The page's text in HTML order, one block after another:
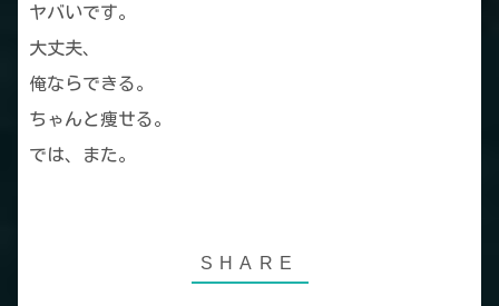
ヤバいです。
大丈夫、
俺ならできる。
ちゃんと痩せる。
では、また。